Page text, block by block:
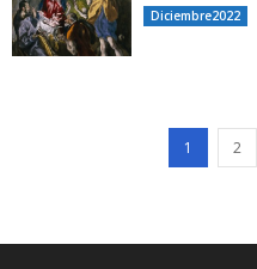
Diciembre2022
1 2